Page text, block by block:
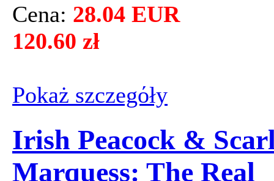
Cena: 28.04 EUR
120.60 zł
Pokaż szczegόły
Irish Peacock &
Marquess: The Real